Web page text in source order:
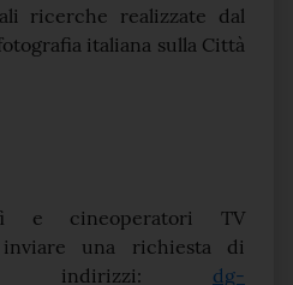
ricerche realizzate dal
italiana sulla Città
e cineoperatori TV
inviare una richiesta di
indirizzi: dg-